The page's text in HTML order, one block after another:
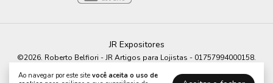
Ao navegar por este site você aceita o uso de
JR Expositores
©2026. Roberto Belfiori - JR Artigos para Lojistas - 01757994000158.